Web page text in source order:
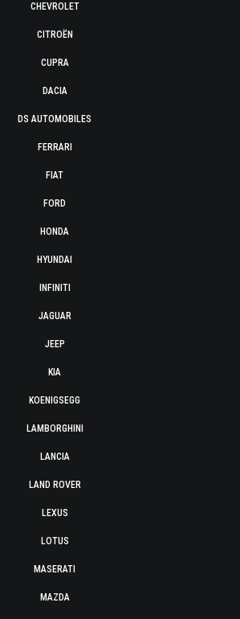
CHEVROLET
CITROËN
CUPRA
DACIA
DS AUTOMOBILES
FERRARI
FIAT
FORD
HONDA
HYUNDAI
INFINITI
JAGUAR
JEEP
KIA
KOENIGSEGG
LAMBORGHINI
LANCIA
LAND ROVER
LEXUS
LOTUS
MASERATI
MAZDA